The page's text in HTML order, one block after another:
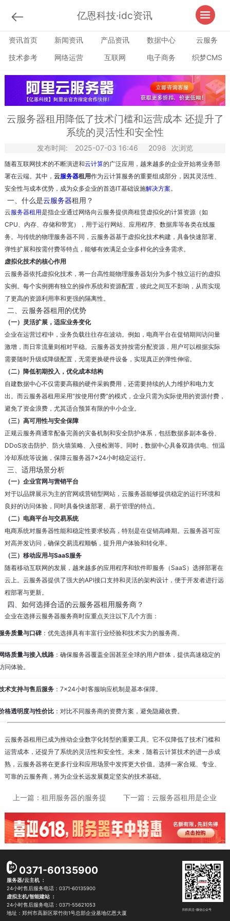
亿恩科技·idc资讯
资讯首页 新闻资讯 产品资讯 数据中心
云服务
技术参考
网络运营 互联网 电子商务 织梦CMS
云服务器租用降低了技术门槛和运营成本 还提升了
系统的灵活性和安全性
发布时间: 2025-07-03 16:46 2098 次浏览
随着互联网技术的不断演进和云计算的广泛应用，越来越多的企业开始将业务部
署在云端。其中， 云服务器租用作为云计算服务的重要组成部分，因其灵活性、
安全性与成本优势，成为众多企业的首选IT基础设施解决方案 。
一、什么是云服务器租用？
云服务器租用是指企业通过网络向云服务提供商租赁虚拟化的计算资源（如
CPU、内存、存储和带宽），用于运行网站、应用程序、数据库等各类在线服
务。与传统的物理服务器不同，云服务器基于虚拟化技术构建，具备快速部署、
弹性扩展和按需付费等特点，能够有效满足企业多样化的业务需求。
虚拟化技术的核心作用
云服务器依托虚拟化技术，将一台高性能物理服务器划分为多个独立运行的虚拟
实例。每个实例拥有独立的操作系统和资源配置，彼此之间互不影响，从而实现
了更高的资源利用率和更强的隔离性。
二、云服务器租用的优势
（一）灵活扩展，适应业务变化
企业在运营过程中，业务负载往往存在波动。例如，电商平台在促销期间访问量
激增，而日常流量则相对平稳。云服务器支持按需分配资源，用户可以根据实际
需要随时升级或降级配置，无需更换硬件设备，实现真正的弹性伸缩。
（二）降低初期投入，优化成本结构
自建数据中心不仅需要高额的硬件采购费用，还需要持续的人力维护和电力支
出。而云服务器租用采用“按使用付费”的模式，企业只需为实际使用的资源付费，
避免了资金浪费，尤其适合预算有限的中小企业。
（三）高可用性与安全保障
正规云服务商通常配备完善的灾备机制和安全防护体系，包括数据多副本备份、
DDoS攻击防护、防火墙策略、入侵检测等。同时，数据中心具备双路供电、恒温
冷却系统等设施，保障云服务器7×24小时稳定运行。
三、适用场景分析
（一）企业官网与营销平台
对于以品牌展示为主的官网或营销型网站，云服务器能够提供稳定的运行环境和
良好的访问体验，同时具备快速部署、易于管理的特点。
（二）电商平台与交易系统
电商系统对服务器性能和稳定性要求较高，特别是在促销高峰期。云服务器可应
对高并发访问，确保交易流程顺畅，提升用户体验和转化率。
（三）移动应用与SaaS服务
随着移动互联网的发展，越来越多的应用程序和软件即服务（SaaS）选择部署在
云上。云服务器提供了强大的API接口支持和灵活的架构设计，便于开发者进行远
程部署与更新。
四、如何选择合适的云服务器租用服务商？
企业在选择云服务器服务商时应重点关注以下几个方面：
务质量与口碑：优先选择具有丰富行业经验和技术实力的服务商。
络质量与接入线路：确保服务器覆盖全国甚至全球的用户群体，提供高速稳定的
问体验。
术支持与售后服务：7×24小时客服响应机制是基本保障。
格透明度与性价比：对比不同服务商的资费方案，避免隐藏收费。
云服务器租用已成为推动企业数字化转型的重要工具。它不仅降低了技术门槛和
运营成本，还提升了系统的灵活性和安全性。未来，随着云计算技术的进一步成
熟，云服务器将在更多行业和应用场景中发挥更大价值。选择一家合规、专业、
可靠的云服务商，将为企业长远发展奠定坚实的技术基础。
上一篇：租用服务器的服务提
下一篇：云服务器租用是企业
效
0371-60135900
服务器/云主机 ：
24小时售后服务电话：0371-60135900
虚拟主机/智能建站 ：
24小时售后服务电话：0371-55621053
地址：郑州市高新区翠竹街1号总部企业基地亿恩大厦
扫扫关注-微信公众号